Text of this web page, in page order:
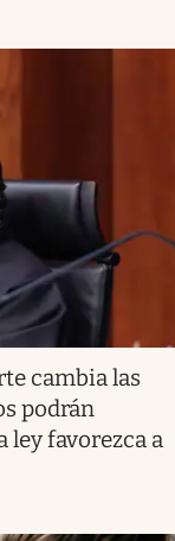
cambia las
podrán
favorezca a